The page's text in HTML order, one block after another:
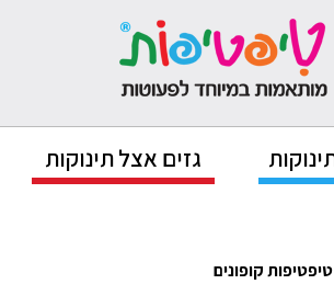
גזים אצל תינוקות
טיפטיפות קופונים